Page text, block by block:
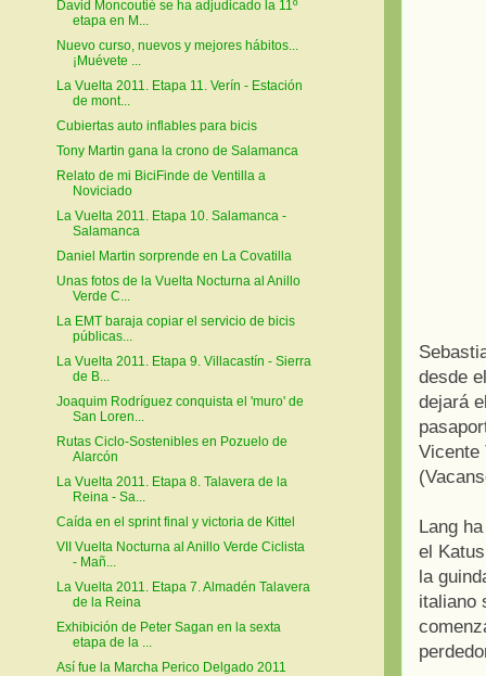
desde
dejará
Vicente
Lang
el
la
italiano
David Moncoutié se ha adjudicado la 11º
etapa en M...
Nuevo curso, nuevos y mejores hábitos...
¡Muévete ...
La Vuelta 2011. Etapa 11. Verín - Estación
de mont...
Cubiertas auto inflables para bicis
Tony Martin gana la crono de Salamanca
Relato de mi BiciFinde de Ventilla a
Noviciado
La Vuelta 2011. Etapa 10. Salamanca -
Salamanca
Daniel Martin sorprende en La Covatilla
Unas fotos de la Vuelta Nocturna al Anillo
Verde C...
La EMT baraja copiar el servicio de bicis
públicas...
La Vuelta 2011. Etapa 9. Villacastín - Sierra
de B...
Joaquim Rodríguez conquista el 'muro' de
San Loren...
Rutas Ciclo-Sostenibles en Pozuelo de
Alarcón
La Vuelta 2011. Etapa 8. Talavera de la
Reina - Sa...
Caída en el sprint final y victoria de Kittel
VII Vuelta Nocturna al Anillo Verde Ciclista
- Mañ...
La Vuelta 2011. Etapa 7. Almadén Talavera
de la Reina
Exhibición de Peter Sagan en la sexta
etapa de la ...
Así fue la Marcha Perico Delgado 2011